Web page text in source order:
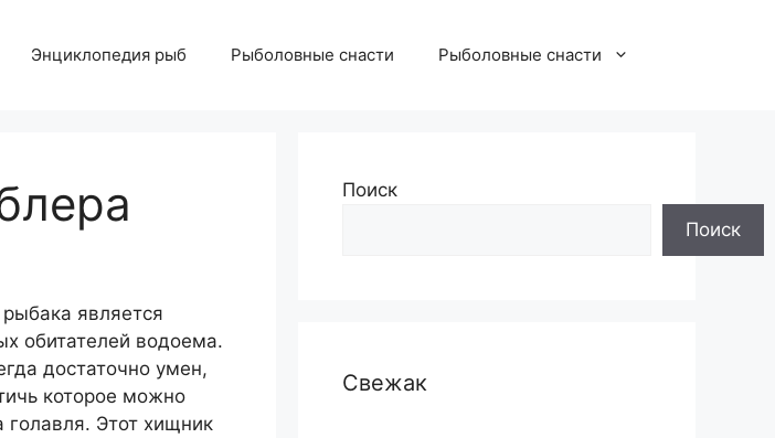
Энциклопедия рыб Рыболовные снасти Рыболовные снасти
является
обитателей водоема.
достаточно умен,
которое можно
Этот хищник
Поиск
Поиск
Свежак